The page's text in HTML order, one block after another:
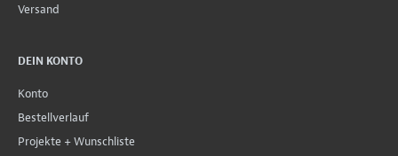
Versand
DEIN KONTO
Konto
Bestellverlauf
Projekte + Wunschliste